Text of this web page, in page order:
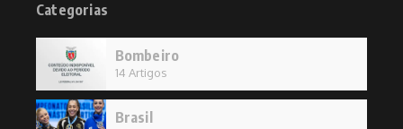
Categorias
Bombeiro
14 Artigos
Brasil